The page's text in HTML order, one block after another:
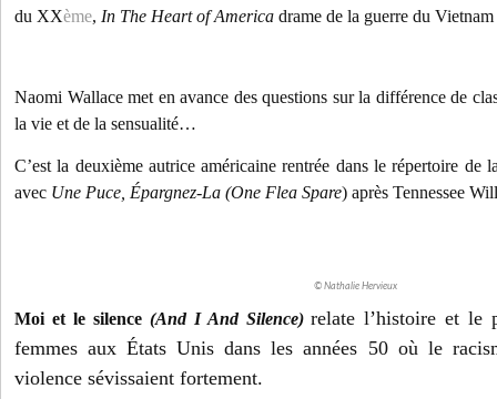
du XXème, In The Heart of America drame de la guerre du
Naomi Wallace met en avance des questions sur la différence de
la vie et de la sensualité…
C’est la deuxième autrice américaine rentrée dans le répertoire de
avec Une Puce, Épargnez-La (One Flea Spare) après Tennessee
© Nathalie Hervieux
Moi et le silence(And I And Silence) relate l’histoire et le
femmes aux États Unis dans les années 50 où le
violence sévissaient fortement.